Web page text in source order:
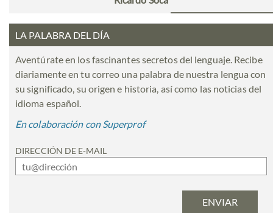
LA PALABRA DEL DÍA
Aventúrate en los fascinantes secretos del lenguaje. Recibe
diariamente en tu correo una palabra de nuestra lengua con
su significado, su origen e historia, así como las noticias del
idioma español.
En colaboración con Superprof
DIRECCIÓN DE E-MAIL